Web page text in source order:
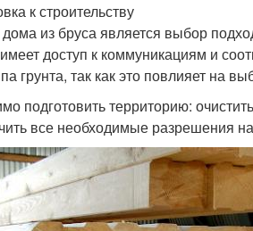
к строительству
из бруса является выбор
доступ к коммуникациям и
грунта, так как это повлияет на
подготовить территорию:
все необходимые разрешения на